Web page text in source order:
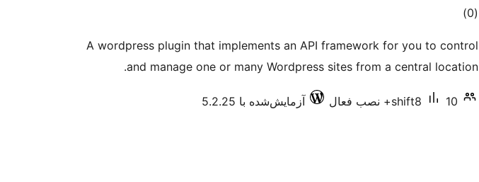
(0 مجموع)
A wordpress plugin that implements an API framework for you to control
and manage one or many Wordpress sites from a central location.
shift8 10+ نصب فعال آزمایش‌شده با 5.2.25